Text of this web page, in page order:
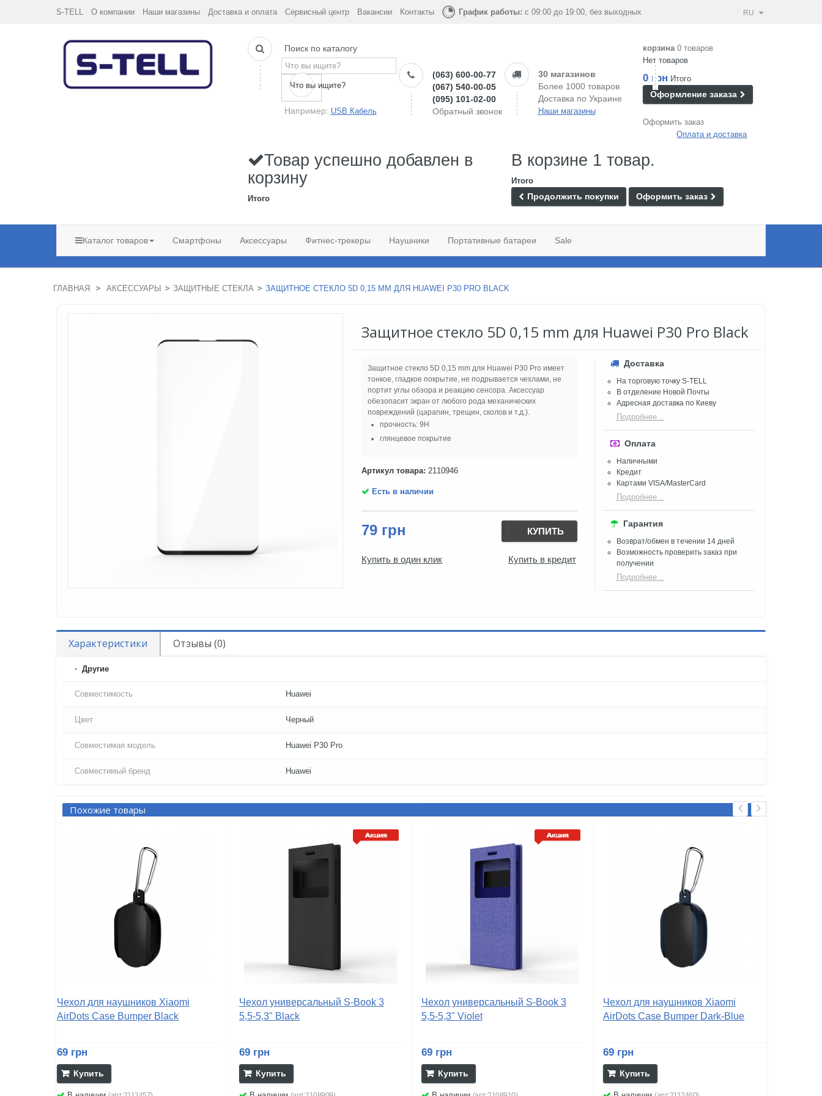
S-TELL О компании Наши магазины Доставка и оплата Сервисный центр Вакансии Контакты График работы: с 09:00 до 19:00, без выходных RU
Поиск по каталогу
Что вы ищите?
Например: USB Кабель
(063) 600-00-77
(067) 540-00-05
(095) 101-02-00
Обратный звонок
30 магазинов
Более 1000 товаров
Доставка по Украине
Наши магазины
корзина 0 товаров
Нет товаров
0 грн Итого
Оформление заказа
Оформить заказ
Оплата и доставка
Товар успешно добавлен в
корзину
Итого
В корзине 1 товар.
Итого
Продолжить покупки Оформить заказ
Каталог товаров Смартфоны Аксессуары Фитнес-трекеры Наушники Портативные батареи Sale
ГЛАВНАЯ > АКСЕССУАРЫ > ЗАЩИТНЫЕ СТЕКЛА > ЗАЩИТНОЕ СТЕКЛО 5D 0,15 MM ДЛЯ HUAWEI P30 PRO BLACK
Защитное стекло 5D 0,15 mm для Huawei P30 Pro Black
Защитное стекло 5D 0,15 mm для Huawei P30 Pro имеет
тонкое, гладкое покрытие, не подрывается чехлами, не
портит углы обзора и реакцию сенсора. Аксессуар
обезопасит экран от любого рода механических
повреждений (царапин, трещин, сколов и т.д.).
прочность: 9H
глянцевое покрытие
Артикул товара: 2110946
Есть в наличии
79 грн КУПИТЬ
Купить в один клик Купить в кредит
Доставка
На торговую точку S-TELL
В отделение Новой Почты
Адресная доставка по Киеву
Подробнее...
Оплата
Наличными
Кредит
Картами VISA/MasterCard
Подробнее...
Гарантия
Возврат/обмен в течении 14 дней
Возможность проверить заказ при
получении​
Подробнее...
Характеристики Отзывы (0)
Другие
Совместимость Huawei
Цвет Черный
Совместимая модель Huawei P30 Pro
Совместимый бренд Huawei
Похожие товары
Чехол для наушников Xiaomi
AirDots Case Bumper Black
69 грн
Купить
Чехол универсальный S-Book 3
5,5-5,3" Black
69 грн
Купить
Чехол универсальный S-Book 3
5,5-5,3" Violet
69 грн
Купить
Чехол для наушников Xiaomi
AirDots Case Bumper Dark-Blue
69 грн
Купить